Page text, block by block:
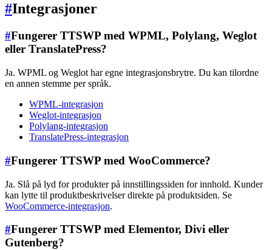
#Integrasjoner
#Fungerer TTSWP med WPML, Polylang, Weglot
eller TranslatePress?
Ja. WPML og Weglot har egne integrasjonsbrytre. Du kan tilordne
en annen stemme per språk.
WPML-integrasjon
Weglot-integrasjon
Polylang-integrasjon
TranslatePress-integrasjon
#Fungerer TTSWP med WooCommerce?
Ja. Slå på lyd for produkter på innstillingssiden for innhold. Kunder
kan lytte til produktbeskrivelser direkte på produktsiden. Se
WooCommerce-integrasjon.
#Fungerer TTSWP med Elementor, Divi eller
Gutenberg?